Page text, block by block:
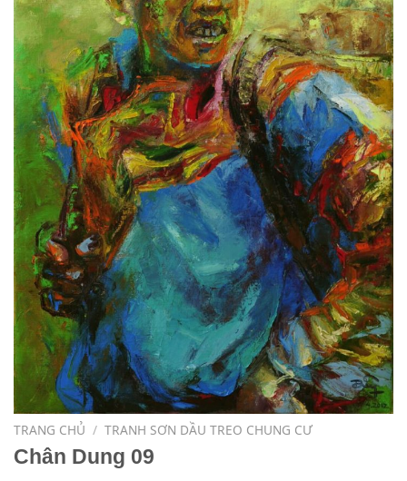
TRANG CHỦ / TRANH SƠN DẦU TREO CHUNG CƯ
Chân Dung 09